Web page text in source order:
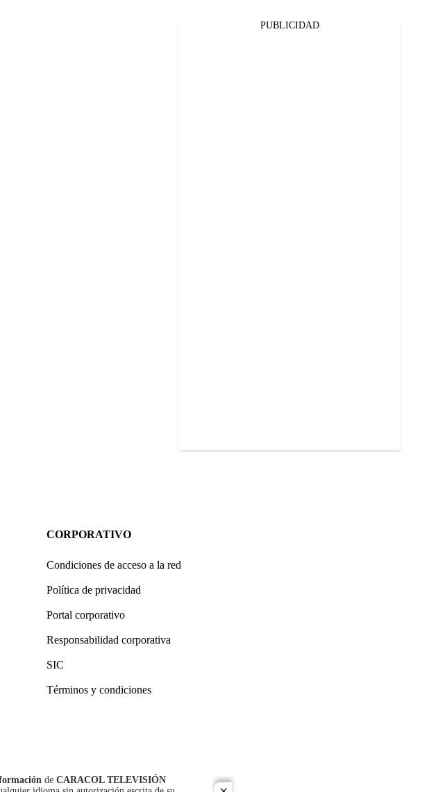
PUBLICIDAD
CORPORATIVO
Condiciones de acceso a la red
Política de privacidad
Portal corporativo
Responsabilidad corporativa
SIC
Términos y condiciones
de CARACOL TELEVISIÓN